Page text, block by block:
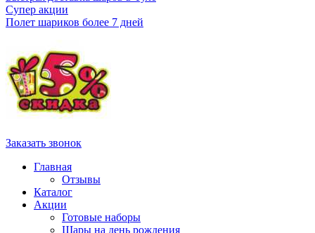
Супер акции
Полет шариков более 7 дней
Заказать звонок
Главная
Отзывы
Каталог
Акции
Готовые наборы
Шары на день рождения